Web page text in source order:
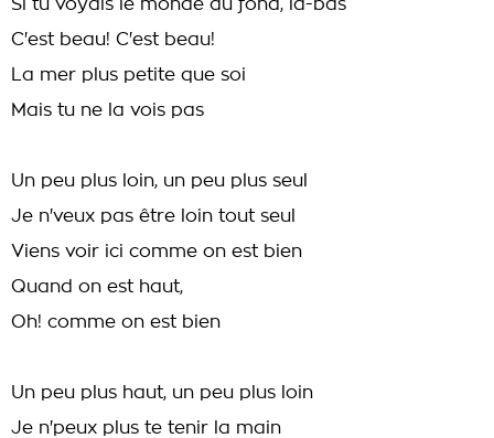
Si tu voyais le monde au fond, là-bas
C'est beau! C'est beau!
La mer plus petite que soi
Mais tu ne la vois pas
Un peu plus loin, un peu plus seul
Je n'veux pas être loin tout seul
Viens voir ici comme on est bien
Quand on est haut,
Oh! comme on est bien
Un peu plus haut, un peu plus loin
Je n'peux plus te tenir la main